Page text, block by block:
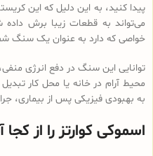
پیدا کنید، به این دلیل که این
می‌تواند به قطعات زیبا برش داده
خواصی که دارد به عنوان یک سنگ
توانایی این سنگ در دفع انرژی
محیط آرام در خانه یا محل کار
به بهبودی فیزیکی پس از بیماری،
اسموکی کوارتز را از کجا